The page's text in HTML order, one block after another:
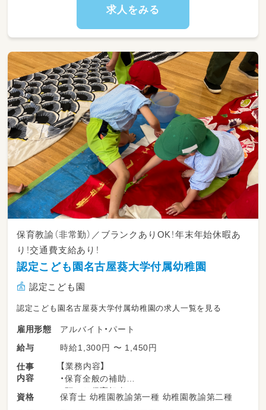
・食べることを大切に子どもたちと共に行う食
の実のなる木々も多いです）
たり、自然物を多く室内に持ち込み、自然がそば
にあるような環境つくりを大切にしています）
・保護者対応、簡単な書類記入
※転勤の可能性あり（名古屋市内の系列園）
求人をみる
保育教諭（非常勤）／ブランクありOK！年末年始休暇あ
り！交通費支給あり！
認定こども園名古屋葵大学付属幼稚園
認定こども園
認定こども園名古屋葵大学付属幼稚園の求人一覧を見る
雇用形態
アルバイト・パート
給与
時給1,300円 〜 1,450円
仕事
内容
【業務内容】
・保育全般の補助
・預かり保育担当
資格
保育士 幼稚園教諭第一種 幼稚園教諭第二種